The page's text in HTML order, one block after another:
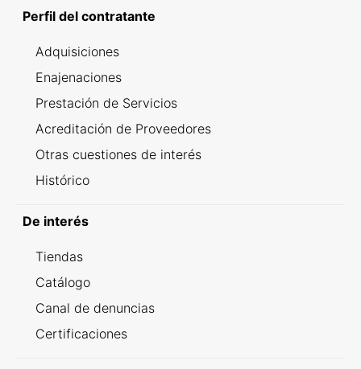
Perfil del contratante
Adquisiciones
Enajenaciones
Prestación de Servicios
Acreditación de Proveedores
Otras cuestiones de interés
Histórico
De interés
Tiendas
Catálogo
Canal de denuncias
Certificaciones